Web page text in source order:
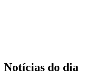
Notícias do dia